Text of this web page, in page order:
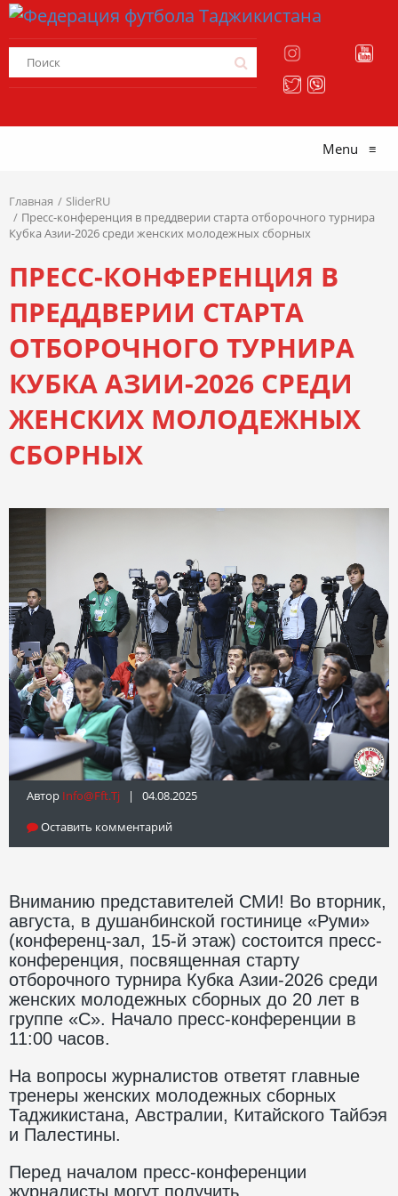
Menu ≡
Главная
SliderRU
Пресс-конференция в преддверии старта отборочного турнира
Кубка Азии-2026 среди женских молодежных сборных
ПРЕСС-КОНФЕРЕНЦИЯ В
ПРЕДДВЕРИИ СТАРТА
ОТБОРОЧНОГО ТУРНИРА
КУБКА АЗИИ-2026 СРЕДИ
ЖЕНСКИХ МОЛОДЕЖНЫХ
СБОРНЫХ
Автор Info@fft.tj | 04.08.2025
Оставить комментарий
Вниманию представителей СМИ! Во вторник,
августа, в душанбинской гостинице «Руми»
(конференц-зал, 15-й этаж) состоится пресс-
конференция, посвященная старту
отборочного турнира Кубка Азии-2026 среди
женских молодежных сборных до 20 лет в
группе «С». Начало пресс-конференции в
11:00 часов.
На вопросы журналистов ответят главные
тренеры женских молодежных сборных
Таджикистана, Австралии, Китайского Тайбэя
и Палестины.
Перед началом пресс-конференции
журналисты могут получить